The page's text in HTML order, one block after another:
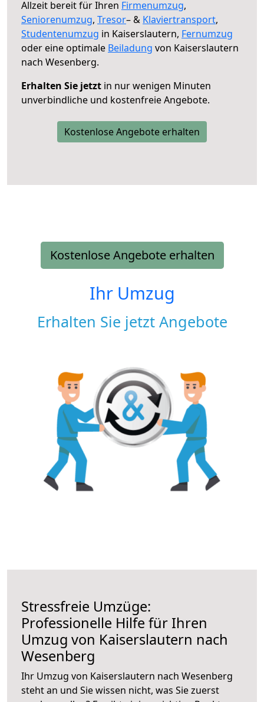
Allzeit bereit für Ihren Firmenumzug,
Seniorenumzug, Tresor– & Klaviertransport,
Studentenumzug in Kaiserslautern, Fernumzug
oder eine optimale Beiladung von Kaiserslautern
nach Wesenberg.
Erhalten Sie jetzt in nur wenigen Minuten
unverbindliche und kostenfreie Angebote.
Kostenlose Angebote erhalten
Kostenlose Angebote erhalten
Ihr Umzug
Erhalten Sie jetzt Angebote
Stressfreie Umzüge:
Professionelle Hilfe für Ihren
Umzug von Kaiserslautern nach
Wesenberg
Ihr Umzug von Kaiserslautern nach Wesenberg
steht an und Sie wissen nicht, was Sie zuerst